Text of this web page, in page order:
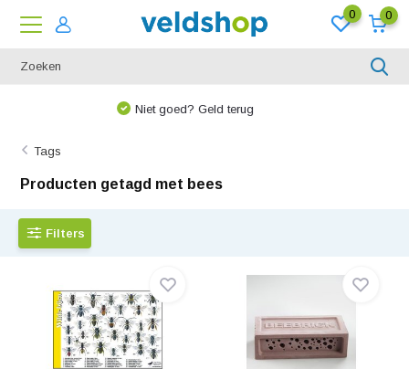
0 0
We denken graag met u mee!
Tags
Producten getagd met bees
Filters